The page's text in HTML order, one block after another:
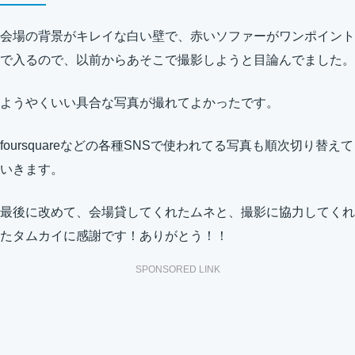
会場の背景がキレイな白い壁で、赤いソファーがワンポイント
で入るので、以前からあそこで撮影しようと目論んでました。
ようやくいい具合な写真が撮れてよかったです。
foursquareなどの各種SNSで使われてる写真も順次切り替えて
いきます。
最後に改めて、会場貸してくれたムネと、撮影に協力してくれ
たタムカイに感謝です！ありがとう！！
SPONSORED LINK